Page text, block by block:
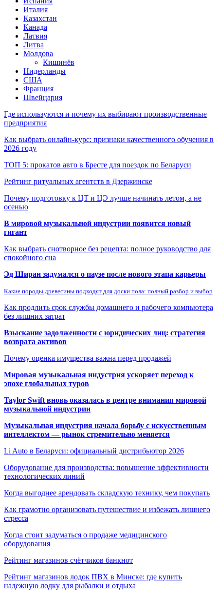
Италия
Казахстан
Канада
Латвия
Литва
Молдова
Кишинёв
Нидерланды
США
Франция
Швейцария
Где используются и почему их выбирают производственные
предприятия
Как выбрать онлайн-курс: признаки качественного обучения в
2026 году
ТОП 5: прокатов авто в Бресте для поездок по Беларуси
Рейтинг ритуальных агентств в Дзержинске
Почему подготовку к ЦТ и ЦЭ лучше начинать летом, а не
осенью
В мировой музыкальной индустрии появится новый
гигант
Как выбрать снотворное без рецепта: полное руководство для
спокойного сна
Эд Ширан задумался о паузе после нового этапа карьеры
Какие породы древесины подходят для доски пола: полный разбор и выбор
Как продлить срок службы домашнего и рабочего компьютера
без лишних затрат
Взыскание задолженности с юридических лиц: стратегия
возврата активов
Почему оценка имущества важна перед продажей
Мировая музыкальная индустрия ускоряет переход к
эпохе глобальных туров
Taylor Swift вновь оказалась в центре внимания мировой
музыкальной индустрии
Музыкальная индустрия начала борьбу с искусственным
интеллектом — рынок стремительно меняется
Li Auto в Беларуси: официальный дистрибьютор 2026
Оборудование для производства: повышение эффективности
технологических линий
Когда выгоднее арендовать складскую технику, чем покупать
Как грамотно организовать путешествие и избежать лишнего
стресса
Когда стоит задуматься о продаже медицинского
оборудования
Рейтинг магазинов счётчиков банкнот
Рейтинг магазинов лодок ПВХ в Минске: где купить
надежную лодку для рыбалки и отдыха